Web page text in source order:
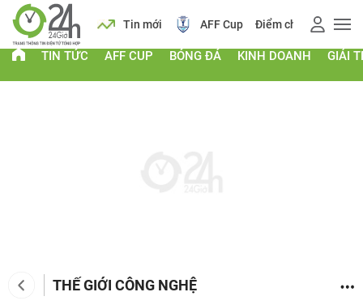
Lịch Tin mới AFF Cup Điểm chuẩn 2026
TIN TỨC AFF CUP BÓNG ĐÁ KINH DOANH GIẢI
THẾ GIỚI CÔNG NGHỆ